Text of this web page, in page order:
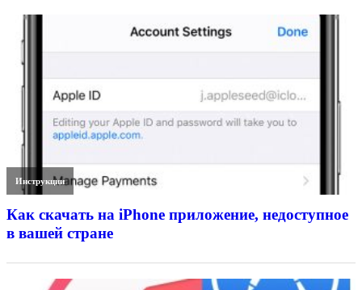
Инструкции
Как скачать на iPhone приложение, недоступное
в вашей стране